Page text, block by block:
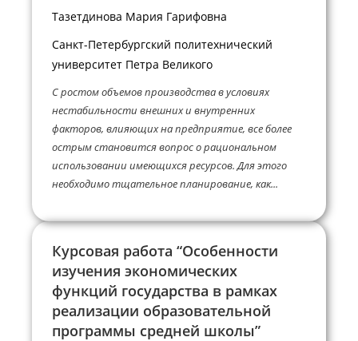
Тазетдинова Мария Гарифовна
Санкт-Петербургский политехнический
университет Петра Великого
С ростом объемов производства в условиях
нестабильности внешних и внутренних
факторов, влияющих на предприятие, все более
острым становится вопрос о рациональном
использовании имеющихся ресурсов. Для этого
необходимо тщательное планирование, как...
Курсовая работа “Особенности
изучения экономических
функций государства в рамках
реализации образовательной
программы средней школы”